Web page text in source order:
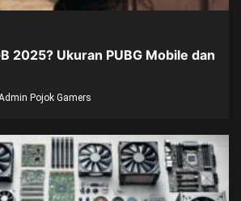
2025? Ukuran PUBG Mobile dan
Pojok Gamers